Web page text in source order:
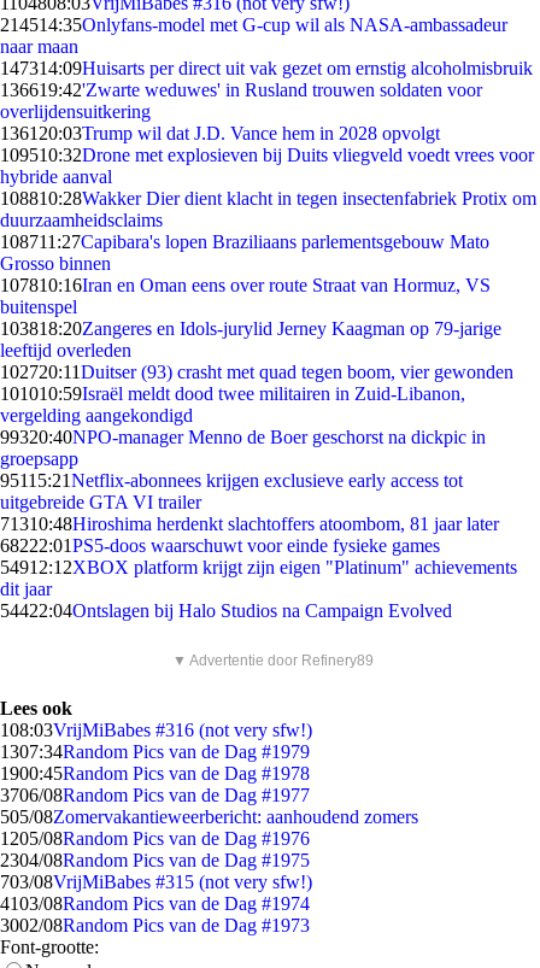
214514:35Onlyfans-model met G-cup wil als NASA-ambassadeur
naar maan
147314:09Huisarts per direct uit vak gezet om ernstig alcoholmisbruik
136619:42'Zwarte weduwes' in Rusland trouwen soldaten voor
overlijdensuitkering
1361 20:03Trump wil dat J.D. Vance hem in 2028 opvolgt
109510:32Drone met explosieven bij Duits vliegveld voedt vrees voor
hybride aanval
108810:28Wakker Dier dient klacht in tegen insectenfabriek Protix om
duurzaamheidsclaims
108711:27Capibara's lopen Braziliaans parlementsgebouw Mato
Grosso binnen
107810:16Iran en Oman eens over route Straat van Hormuz, VS
buitenspel
103818:20Zangeres en Idols-jurylid Jerney Kaagman op 79-jarige
leeftijd overleden
102720:11Duitser (93) crasht met quad tegen boom, vier gewonden
101010:59Israël meldt dood twee militairen in Zuid-Libanon,
vergelding aangekondigd
99320:40NPO-manager Menno de Boer geschorst na dickpic in
groepsapp
95115:21Netflix-abonnees krijgen exclusieve early access tot
uitgebreide GTA VI trailer
71310:48Hiroshima herdenkt slachtoffers atoombom, 81 jaar later
68222:01PS5-doos waarschuwt voor einde fysieke games
54912:12XBOX platform krijgt zijn eigen "Platinum" achievements
dit jaar
54422:04Ontslagen bij Halo Studios na Campaign Evolved
▼ Advertentie door Refinery89
Lees ook
108:03VrijMiBabes #316 (not very sfw!)
1307:34Random Pics van de Dag #1979
1900:45Random Pics van de Dag #1978
3706/08Random Pics van de Dag #1977
505/08Zomervakantieweerbericht: aanhoudend zomers
1205/08Random Pics van de Dag #1976
2304/08Random Pics van de Dag #1975
703/08VrijMiBabes #315 (not very sfw!)
4103/08Random Pics van de Dag #1974
3002/08Random Pics van de Dag #1973
Font-grootte: